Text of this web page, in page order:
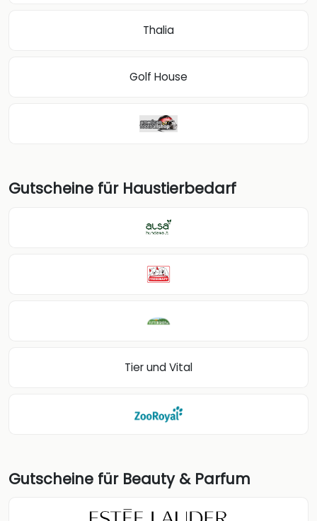
Thalia
Golf House
Gutscheine für Haustierbedarf
Tier und Vital
Gutscheine für Beauty & Parfum